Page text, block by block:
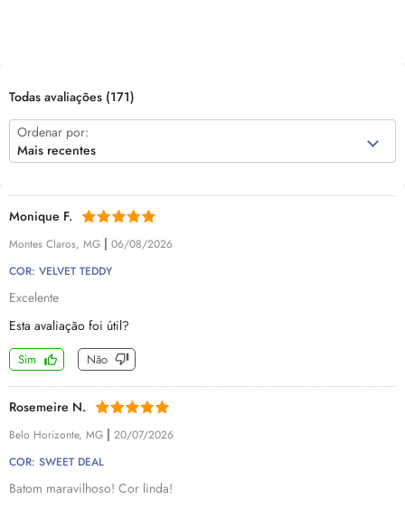
Todas avaliações (171)
Ordenar por:
Mais recentes
Monique F.
Montes Claros, MG | 06/08/2026
COR: VELVET TEDDY
Excelente
Esta avaliação foi útil?
Sim Não
Rosemeire N.
Belo Horizonte, MG | 20/07/2026
COR: SWEET DEAL
Batom maravilhoso! Cor linda!